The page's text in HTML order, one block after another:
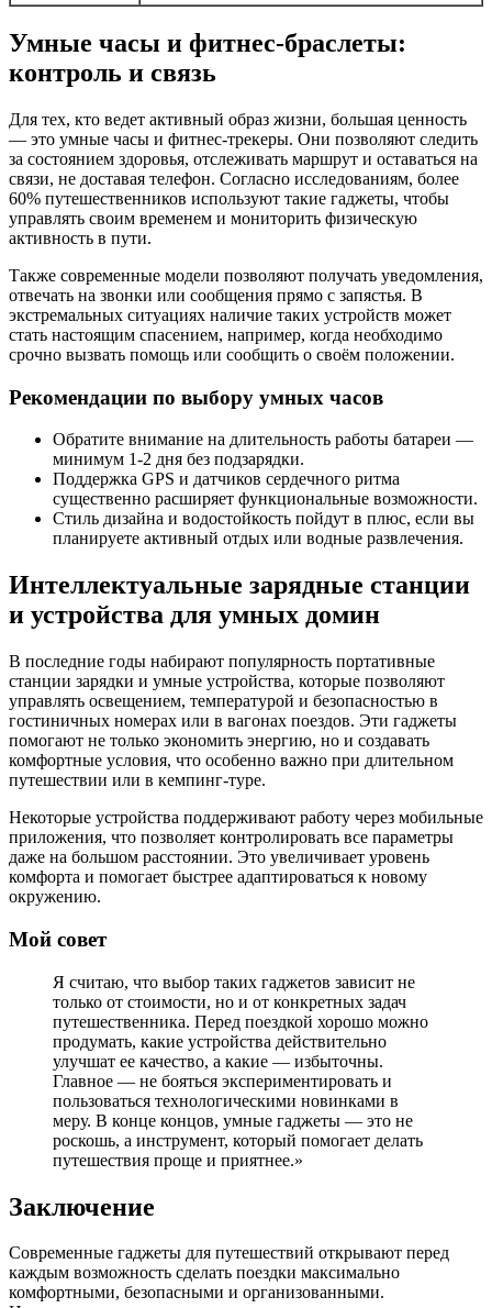
Умные часы и фитнес-браслеты:
контроль и связь
Для тех, кто ведет активный образ жизни, большая ценность
— это умные часы и фитнес-трекеры. Они позволяют следить
за состоянием здоровья, отслеживать маршрут и оставаться на
связи, не доставая телефон. Согласно исследованиям, более
60% путешественников используют такие гаджеты, чтобы
управлять своим временем и мониторить физическую
активность в пути.
Также современные модели позволяют получать уведомления,
отвечать на звонки или сообщения прямо с запястья. В
экстремальных ситуациях наличие таких устройств может
стать настоящим спасением, например, когда необходимо
срочно вызвать помощь или сообщить о своём положении.
Рекомендации по выбору умных часов
Обратите внимание на длительность работы батареи —
минимум 1-2 дня без подзарядки.
Поддержка GPS и датчиков сердечного ритма
существенно расширяет функциональные возможности.
Стиль дизайна и водостойкость пойдут в плюс, если вы
планируете активный отдых или водные развлечения.
Интеллектуальные зарядные станции
и устройства для умных домин
В последние годы набирают популярность портативные
станции зарядки и умные устройства, которые позволяют
управлять освещением, температурой и безопасностью в
гостиничных номерах или в вагонах поездов. Эти гаджеты
помогают не только экономить энергию, но и создавать
комфортные условия, что особенно важно при длительном
путешествии или в кемпинг-туре.
Некоторые устройства поддерживают работу через мобильные
приложения, что позволяет контролировать все параметры
даже на большом расстоянии. Это увеличивает уровень
комфорта и помогает быстрее адаптироваться к новому
окружению.
Мой совет
Я считаю, что выбор таких гаджетов зависит не
только от стоимости, но и от конкретных задач
путешественника. Перед поездкой хорошо можно
продумать, какие устройства действительно
улучшат ее качество, а какие — избыточны.
Главное — не бояться экспериментировать и
пользоваться технологическими новинками в
меру. В конце концов, умные гаджеты — это не
роскошь, а инструмент, который помогает делать
путешествия проще и приятнее.»
Заключение
Современные гаджеты для путешествий открывают перед
каждым возможность сделать поездки максимально
комфортными, безопасными и организованными.